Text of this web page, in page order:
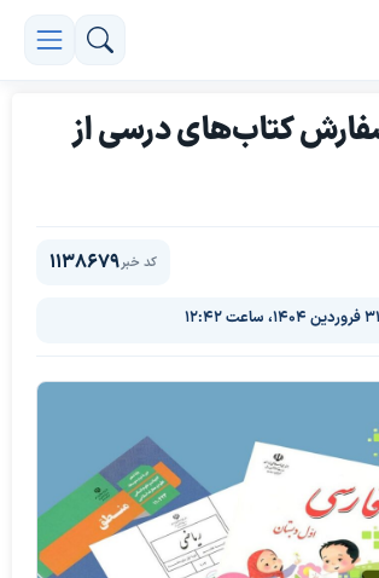
کتاب‌های درسی از
کد خبر1138679